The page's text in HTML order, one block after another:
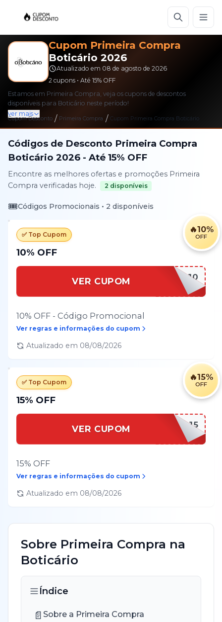
Cupom Primeira Compra
Boticário 2026
Atualizado em 08 de agosto de 2026
2cupons • Até 15%OFF
Estamos em Primeira Compra, veja os cupons de descontos
disponíveis para Boticário neste período!
ver mais
Cupom Desconto / Primeira Compra / Cupom Primeira Compra Boticário
Códigos de Desconto Primeira Compra
Boticário 2026 - Até15% OFF
Encontre as melhores ofertas e promoções Primeira
Compra verificadas hoje. 2 disponíveis
🎟️Códigos Promocionais • 2 disponíveis
🔥10%
OFF
✅ Top Cupom
10% OFF
VER CUPOM BEMVINDO10
10% OFF - Código Promocional
Ver regras e informações do cupom
Atualizado em 08/08/2026
🔥15%
OFF
✅ Top Cupom
15% OFF
VER CUPOM BEMVINDO15
15% OFF
Ver regras e informações do cupom
Atualizado em 08/08/2026
Sobre Primeira Compra na
Boticário
Índice
📄 Sobre a Primeira Compra